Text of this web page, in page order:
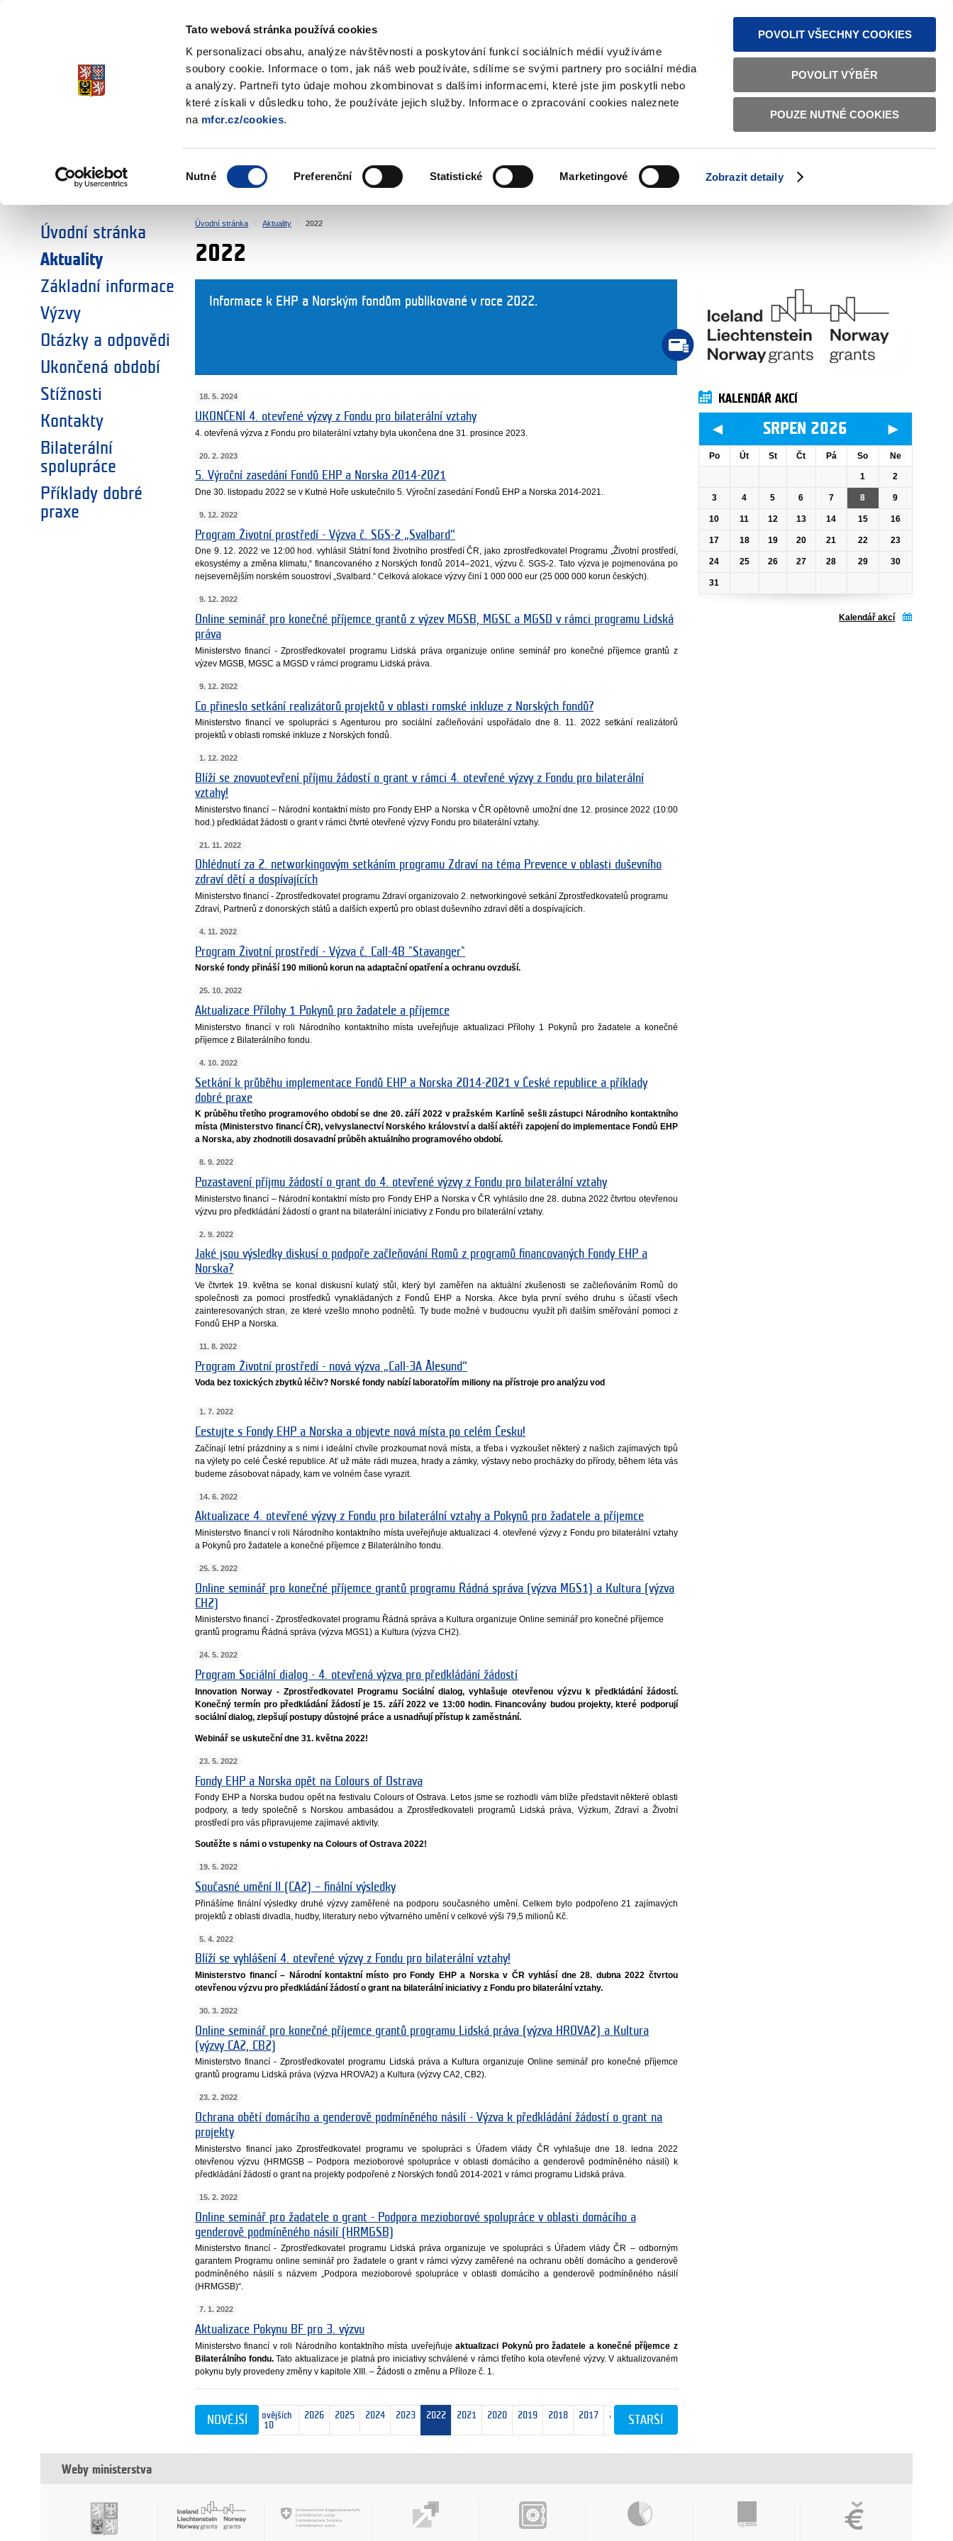
Tato webová stránka používá cookies
K personalizaci obsahu, analýze návštěvnosti a poskytování funkcí sociálních médií využíváme
soubory cookie. Informace o tom, jak náš web používáte, sdílíme se svými partnery pro sociální média
a analýzy. Partneři tyto údaje mohou zkombinovat s dalšími informacemi, které jste jim poskytli nebo
které získali v důsledku toho, že používáte jejich služby. Informace o zpracování cookies naleznete
na mfcr.cz/cookies.
souhlasu
Nutné Preferenční Statistické Marketingové Zobrazit detaily
POVOLIT VŠECHNY COOKIES
POVOLIT VÝBĚR
POUZE NUTNÉ COOKIES
TEXTOVÁ VERZE ČESKY ENGLISH
Fondy EHP a Norska
ZVOLTE SI OBLAST:
SOCIÁLNÍ DIALOG ŽIVOTNÍ PROSTŘEDÍ LIDSKÁ PRÁVA SPRAVEDLNOST VNITŘNÍ VĚCI BILATERÁLNÍ SPOLUPRÁCE
Úvodní stránka
Aktuality
Základní informace
Výzvy
Otázky a odpovědi
Ukončená období
Stížnosti
Kontakty
Bilaterální
spolupráce
Příklady dobré
praxe
Úvodní stránka Aktuality 2022
2022
Informace k EHP a Norským fondům publikované v roce 2022.
18. 5. 2024
UKONČENÍ 4. otevřené výzvy z Fondu pro bilaterální vztahy
4. otevřená výzva z Fondu pro bilaterální vztahy byla ukončena dne 31. prosince 2023.
20. 2. 2023
5. Výroční zasedání Fondů EHP a Norska 2014-2021
Dne 30. listopadu 2022 se v Kutné Hoře uskutečnilo 5. Výroční zasedání Fondů EHP a Norska 2014-2021.
9. 12. 2022
Program Životní prostředí - Výzva č. SGS-2 „Svalbard“
Dne 9. 12. 2022 ve 12:00 hod. vyhlásil Státní fond životního prostředí ČR, jako zprostředkovatel Programu „Životní prostředí,
ekosystémy a změna klimatu,“ financovaného z Norských fondů 2014–2021, výzvu č. SGS-2. Tato výzva je pojmenována po
nejsevernějším norském souostroví „Svalbard.“ Celková alokace výzvy činí 1 000 000 eur (25 000 000 korun českých).
9. 12. 2022
Online seminář pro konečné příjemce grantů z výzev MGSB, MGSC a MGSD v rámci programu Lidská
práva
Ministerstvo financí - Zprostředkovatel programu Lidská práva organizuje online seminář pro konečné příjemce grantů z
výzev MGSB, MGSC a MGSD v rámci programu Lidská práva.
9. 12. 2022
Co přineslo setkání realizátorů projektů v oblasti romské inkluze z Norských fondů?
Ministerstvo financí ve spolupráci s Agenturou pro sociální začleňování uspořádalo dne 8. 11. 2022 setkání realizátorů
projektů v oblasti romské inkluze z Norských fondů.
1. 12. 2022
Blíží se znovuotevření příjmu žádostí o grant v rámci 4. otevřené výzvy z Fondu pro bilaterální
vztahy!
Ministerstvo financí – Národní kontaktní místo pro Fondy EHP a Norska v ČR opětovně umožní dne 12. prosince 2022 (10:00
hod.) předkládat žádosti o grant v rámci čtvrté otevřené výzvy Fondu pro bilaterální vztahy.
21. 11. 2022
Ohlédnutí za 2. networkingovým setkáním programu Zdraví na téma Prevence v oblasti duševního
zdraví dětí a dospívajících
Ministerstvo financí - Zprostředkovatel programu Zdraví organizovalo 2. networkingové setkání Zprostředkovatelů programu
Zdraví, Partnerů z donorských států a dalších expertů pro oblast duševního zdraví dětí a dospívajících.
4. 11. 2022
Program Životní prostředí - Výzva č. Call-4B "Stavanger"
Norské fondy přináší 190 milionů korun na adaptační opatření a ochranu ovzduší.
25. 10. 2022
Aktualizace Přílohy 1 Pokynů pro žadatele a příjemce
Ministerstvo financí v roli Národního kontaktního místa uveřejňuje aktualizaci Přílohy 1 Pokynů pro žadatele a konečné
příjemce z Bilaterálního fondu.
4. 10. 2022
Setkání k průběhu implementace Fondů EHP a Norska 2014-2021 v České republice a příklady
dobré praxe
K průběhu třetího programového období se dne 20. září 2022 v pražském Karlíně sešli zástupci Národního kontaktního
místa (Ministerstvo financí ČR), velvyslanectví Norského království a další aktéři zapojení do implementace Fondů EHP
a Norska, aby zhodnotili dosavadní průběh aktuálního programového období.
8. 9. 2022
Pozastavení příjmu žádostí o grant do 4. otevřené výzvy z Fondu pro bilaterální vztahy
Ministerstvo financí – Národní kontaktní místo pro Fondy EHP a Norska v ČR vyhlásilo dne 28. dubna 2022 čtvrtou otevřenou
výzvu pro předkládání žádostí o grant na bilaterální iniciativy z Fondu pro bilaterální vztahy.
2. 9. 2022
Jaké jsou výsledky diskusí o podpoře začleňování Romů z programů financovaných Fondy EHP a
Norska?
Ve čtvrtek 19. května se konal diskusní kulatý stůl, který byl zaměřen na aktuální zkušenosti se začleňováním Romů do
společnosti za pomoci prostředků vynakládaných z Fondů EHP a Norska. Akce byla první svého druhu s účastí všech
zainteresovaných stran, ze které vzešlo mnoho podnětů. Ty bude možné v budoucnu využít při dalším směřování pomoci z
Fondů EHP a Norska.
11. 8. 2022
Program Životní prostředí - nová výzva „Call-3A Ålesund“
Voda bez toxických zbytků léčiv? Norské fondy nabízí laboratořím miliony na přístroje pro analýzu vod
1. 7. 2022
Cestujte s Fondy EHP a Norska a objevte nová místa po celém Česku!
Začínají letní prázdniny a s nimi i ideální chvíle prozkoumat nová místa, a třeba i vyzkoušet některý z našich zajímavých tipů
na výlety po celé České republice. Ať už máte rádi muzea, hrady a zámky, výstavy nebo procházky do přírody, během léta vás
budeme zásobovat nápady, kam ve volném čase vyrazit.
14. 6. 2022
Aktualizace 4. otevřené výzvy z Fondu pro bilaterální vztahy a Pokynů pro žadatele a příjemce
Ministerstvo financí v roli Národního kontaktního místa uveřejňuje aktualizaci 4. otevřené výzvy z Fondu pro bilaterální vztahy
a Pokynů pro žadatele a konečné příjemce z Bilaterálního fondu.
25. 5. 2022
Online seminář pro konečné příjemce grantů programu Řádná správa (výzva MGS1) a Kultura (výzva
CH2)
Ministerstvo financí - Zprostředkovatel programu Řádná správa a Kultura organizuje Online seminář pro konečné příjemce
grantů programu Řádná správa (výzva MGS1) a Kultura (výzva CH2).
24. 5. 2022
Program Sociální dialog - 4. otevřená výzva pro předkládání žádostí
Innovation Norway - Zprostředkovatel Programu Sociální dialog, vyhlašuje otevřenou výzvu k předkládání žádostí.
Konečný termín pro předkládání žádostí je 15. září 2022 ve 13:00 hodin. Financovány budou projekty, které podporují
sociální dialog, zlepšují postupy důstojné práce a usnadňují přístup k zaměstnání.
Webinář se uskuteční dne 31. května 2022!
23. 5. 2022
Fondy EHP a Norska opět na Colours of Ostrava
Fondy EHP a Norska budou opět na festivalu Colours of Ostrava. Letos jsme se rozhodli vám blíže představit některé oblasti
podpory, a tedy společně s Norskou ambasádou a Zprostředkovateli programů Lidská práva, Výzkum, Zdraví a Životní
prostředí pro vás připravujeme zajímavé aktivity.
Soutěžte s námi o vstupenky na Colours of Ostrava 2022!
19. 5. 2022
Současné umění II (CA2) – finální výsledky
Přinášíme finální výsledky druhé výzvy zaměřené na podporu současného umění. Celkem bylo podpořeno 21 zajímavých
projektů z oblasti divadla, hudby, literatury nebo výtvarného umění v celkové výši 79,5 milionů Kč.
5. 4. 2022
Blíží se vyhlášení 4. otevřené výzvy z Fondu pro bilaterální vztahy!
Ministerstvo financí – Národní kontaktní místo pro Fondy EHP a Norska v ČR vyhlásí dne 28. dubna 2022 čtvrtou
otevřenou výzvu pro předkládání žádostí o grant na bilaterální iniciativy z Fondu pro bilaterální vztahy.
30. 3. 2022
Online seminář pro konečné příjemce grantů programu Lidská práva (výzva HROVA2) a Kultura
(výzvy CA2, CB2)
Ministerstvo financí - Zprostředkovatel programu Lidská práva a Kultura organizuje Online seminář pro konečné příjemce
grantů programu Lidská práva (výzva HROVA2) a Kultura (výzvy CA2, CB2).
23. 2. 2022
Ochrana obětí domácího a genderově podmíněného násilí - Výzva k předkládání žádostí o grant na
projekty
Ministerstvo financí jako Zprostředkovatel programu ve spolupráci s Úřadem vlády ČR vyhlašuje dne 18. ledna 2022
otevřenou výzvu (HRMGSB – Podpora mezioborové spolupráce v oblasti domácího a genderově podmíněného násilí) k
předkládání žádostí o grant na projekty podpořené z Norských fondů 2014-2021 v rámci programu Lidská práva.
15. 2. 2022
Online seminář pro žadatele o grant - Podpora mezioborové spolupráce v oblasti domácího a
genderově podmíněného násilí (HRMGSB)
Ministerstvo financí - Zprostředkovatel programu Lidská práva organizuje ve spolupráci s Úřadem vlády ČR – odborným
garantem Programu online seminář pro žadatele o grant v rámci výzvy zaměřené na ochranu obětí domácího a genderově
podmíněného násilí s názvem „Podpora mezioborové spolupráce v oblasti domácího a genderově podmíněného násilí
(HRMGSB)“.
7. 1. 2022
Aktualizace Pokynu BF pro 3. výzvu
Ministerstvo financí v roli Národního kontaktního místa uveřejňujeaktualizaci Pokynů pro žadatele a konečné příjemce z
Bilaterálního fondu.Tato aktualizace je platná pro iniciativy schválené v rámci třetího kola otevřené výzvy. V aktualizovaném
pokynu byly provedeny změny v kapitole XIII. – Žádosti o změnu a Příloze č. 1.
nejnovějších
10
2026 2025 2024 2023 2022 2021 2020 2019 2018 2017 2016 2015
NOVĚJŠÍ STARŠÍ
KALENDÁŘ AKCÍ
◄ SRPEN 2026 ►
Po Út St Čt Pá So Ne
1 2
3 4 5 6 7 8 9
10 11 12 13 14 15 16
17 18 19 20 21 22 23
24 25 26 27 28 29 30
31
Kalendář akcí
Weby ministerstva